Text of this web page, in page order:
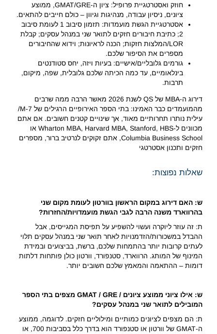
חוזק ואסטרטגיית פרופיל: ציון ה-GMAT/GRE, ממוצע
ציונים, ניסיון עבודה, מנהיגות וגיוון – כולם חייבים להתאים.
אסטרטגיית הגשת מועמדות: תזמון סיבוב 1 לעומת סיבוב
2; כתיבת חיבורים חזקים לתואר שני במנהל עסקים; קבלת
LOR/המלצות חזקות; הכנה לראיונות; וידוא שהחיבורים
מספרים את הסיפור שלכם.
גורמים גלובליים/אישיים: בעיות ויזה, יחס סטודנטים
בינלאומיים, עד כמה הכיתה שלכם גלובלית, שפה, מיקום,
תרבות.
דירוג ה-MBA של QS לשנת 2026 מאשר הרבה ממה שרבים
מהמועמדים כבר האמינו: בתי הספר האירופיים הרגילים של M-7/
עילית נותרו תחרותיים מאוד, אך שינויים קטנים חשובים. אם אתם
מכוונים ל-Wharton MBA, Harvard MBA, Stanford, HBS או
Columbia Business School, אתם זקוקים לנרטיב ברור, מספרים
חזקים ותכנון אסטרטגי
שאלות נפוצות:
ש: האם דירוג במקום הראשון בוורטון לעומת מקום שני
בהרווארד משנה הרבה לגבי הגשת מועמדויות/החזרות?
ת: זה עוזר ליוקרה ועשוי להשפיע על תפיסת המגייסים, אבל
ההבדל במשכורות/הזדמנויות לאחר תואר שני במנהל עסקים תלוי
לעתים קרובות יותר בהתמחות שלכם, ברשת, בביצועים ובמידת
המינוף של המותג. הרווארד, סטנפורד, וורטון כולן פותחות דלתות
דומות – ההתאמה והמאמץ שלכם חשובים יותר.
ש: אילו ציוני ממוצע ציונים / GMAT / GRE מצפים בתי הספר
המובילים לתואר שני במנהל עסקים?
ת: הם מצפים לציונים כמותיים ומילוליים חזקים. לדוגמה, ממוצע
ה-GMAT של וורטון או סטנפורד הוא בדרך כלל בסביבות 700, או